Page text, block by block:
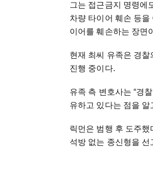
그는 접근금지 명령에
차량 타이어 훼손 등
이어를 훼손하는 장면
현재 최씨 유족은 경
진행 중이다.
유족 측 변호사는 “경
유하고 있다는 점을 알
릭먼은 범행 후 도주
석방 없는 종신형을 선